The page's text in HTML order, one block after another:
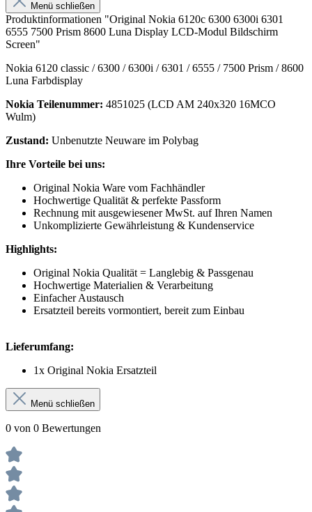
Menü schließen
Produktinformationen "Original Nokia 6120c 6300 6300i 6301
6555 7500 Prism 8600 Luna Display LCD-Modul Bildschirm
Screen"
Nokia 6120 classic / 6300 / 6300i / 6301 / 6555 / 7500 Prism / 8600
Luna Farbdisplay
Nokia Teilenummer: 4851025 (LCD AM 240x320 16MCO
Wulm)
Zustand: Unbenutzte Neuware im Polybag
Ihre Vorteile bei uns:
Original Nokia Ware vom Fachhändler
Hochwertige Qualität & perfekte Passform
Rechnung mit ausgewiesener MwSt. auf Ihren Namen
Unkomplizierte Gewährleistung & Kundenservice
Highlights:
Original Nokia Qualität = Langlebig & Passgenau
Hochwertige Materialien & Verarbeitung
Einfacher Austausch
Ersatzteil bereits vormontiert, bereit zum Einbau
Lieferumfang:
1x Original Nokia Ersatzteil
Menü schließen
0 von 0 Bewertungen